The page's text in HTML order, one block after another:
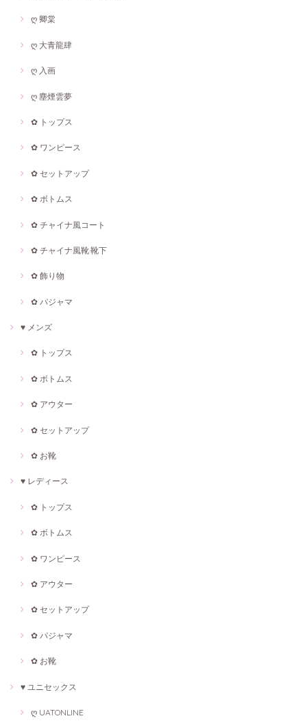
ღ 卿棠
ღ 大青龍肆
ღ 入画
ღ 塵煙雲夢
✿ トップス
✿ ワンピース
✿ セットアップ
✿ ボトムス
✿ チャイナ風コート
✿ チャイナ風靴·靴下
✿ 飾り物
✿ パジャマ
♥ メンズ
✿ トップス
✿ ボトムス
✿ アウター
✿ セットアップ
✿ お靴
♥ レディース
✿ トップス
✿ ボトムス
✿ ワンピース
✿ アウター
✿ セットアップ
✿ パジャマ
✿ お靴
♥ ユニセックス
ღ UATONLINE